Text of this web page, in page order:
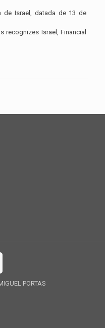
de Israel, datada de 13 de
recognizes Israel, Financial
PORTAS